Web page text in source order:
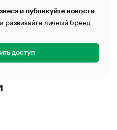
и публикуйте новости
развивайте личный бренд
доступ